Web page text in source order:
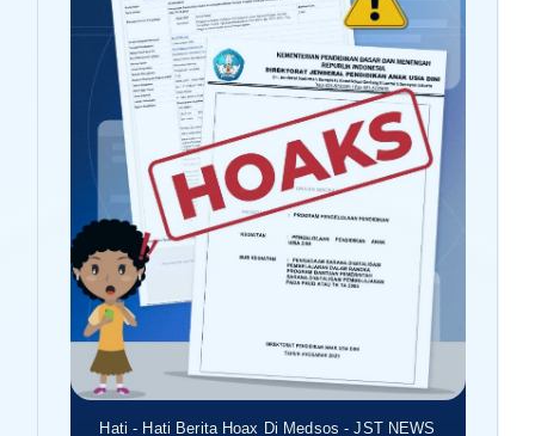
Hati - Hati Berita Hoax Di Medsos - JST NEWS